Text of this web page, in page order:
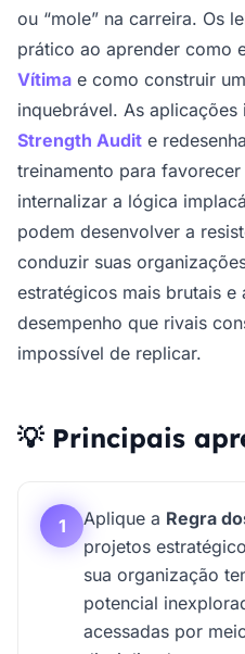
ou “mole” na carreira. Os
prático ao aprender como
Vítima e como construir
inquebrável. As aplicações
Strength Audit e
treinamento para favorecer
internalizar a lógica
podem desenvolver a
conduzir suas
estratégicos mais brutais e
desempenho que rivais
impossível de replicar.
💡 Principais
1 Aplique a Regra
projetos
sua organização
potencial
acessadas por